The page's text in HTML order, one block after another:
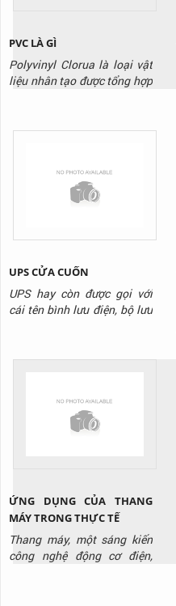
PVC LÀ GÌ
Polyvinyl Clorua là loại vật
liệu nhân tạo được tổng hợp
hoạt và sản xuất cho nhân
nhiều. Bước đầu khi được
khám phá ra, PVC có rất
UPS CỬA CUỐN
UPS hay còn được gọi với
cái tên bình lưu điện, bộ lưu
lưu giữ và phát điện năng
cho cửa cuốn vận hành ổn
định không ngắt quãng. Đặc
ỨNG DỤNG CỦA THANG
MÁY TRONG THỰC TẾ
Thang máy, một sáng kiến
công nghệ động cơ điện,